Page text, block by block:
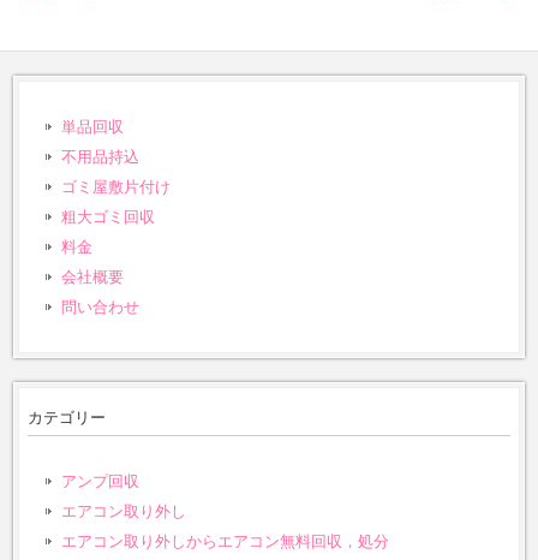
単品回収
不用品持込
ゴミ屋敷片付け
粗大ゴミ回収
料金
会社概要
問い合わせ
カテゴリー
アンプ回収
エアコン取り外し
エアコン取り外しからエアコン無料回収，処分